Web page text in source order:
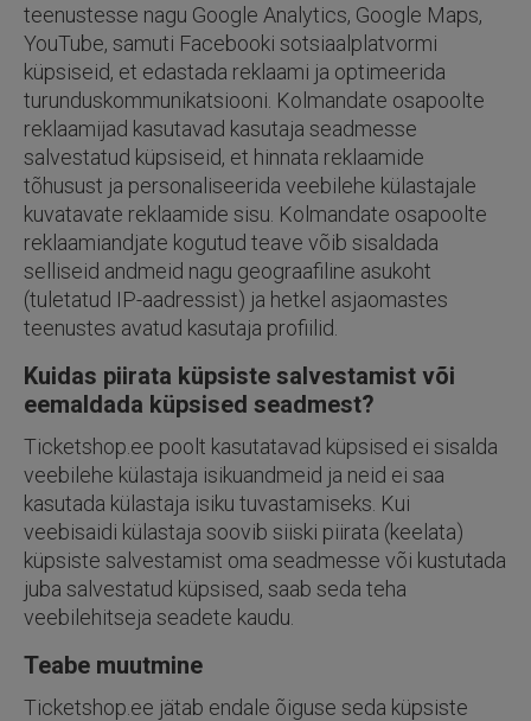
teenustesse nagu Google Analytics, Google Maps,
YouTube, samuti Facebooki sotsiaalplatvormi
küpsiseid, et edastada reklaami ja optimeerida
turunduskommunikatsiooni. Kolmandate osapoolte
reklaamijad kasutavad kasutaja seadmesse
salvestatud küpsiseid, et hinnata reklaamide
tõhusust ja personaliseerida veebilehe külastajale
kuvatavate reklaamide sisu. Kolmandate osapoolte
reklaamiandjate kogutud teave võib sisaldada
selliseid andmeid nagu geograafiline asukoht
(tuletatud IP-aadressist) ja hetkel asjaomastes
teenustes avatud kasutaja profiilid.
Kuidas piirata küpsiste salvestamist või
eemaldada küpsised seadmest?
ticketshop.ee poolt kasutatavad küpsised ei sisalda
veebilehe külastaja isikuandmeid ja neid ei saa
kasutada külastaja isiku tuvastamiseks. Kui
veebisaidi külastaja soovib siiski piirata (keelata)
küpsiste salvestamist oma seadmesse või kustutada
juba salvestatud küpsised, saab seda teha
veebilehitseja seadete kaudu.
Teabe muutmine
ticketshop.ee jätab endale õiguse seda küpsiste